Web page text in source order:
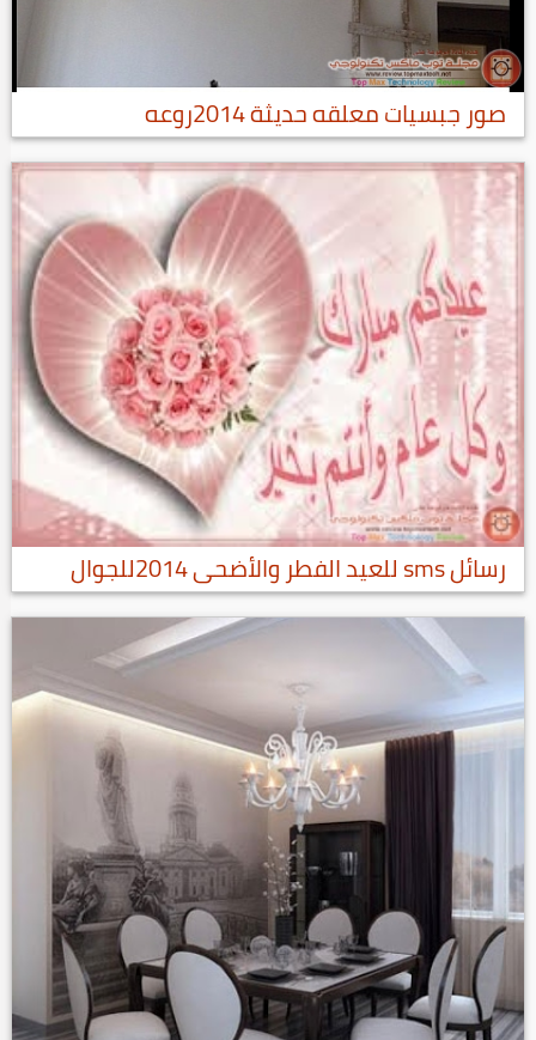
صور جبسيات معلقه حديثة 2014روعه
رسائل sms للعيد الفطر والأضحى 2014للجوال